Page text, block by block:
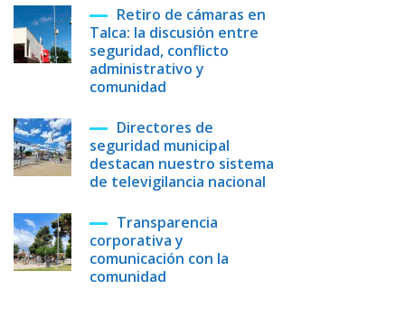
Retiro de cámaras en
Talca: la discusión entre
seguridad, conflicto
administrativo y
comunidad
Directores de
seguridad municipal
destacan nuestro sistema
de televigilancia nacional
Transparencia
corporativa y
comunicación con la
comunidad